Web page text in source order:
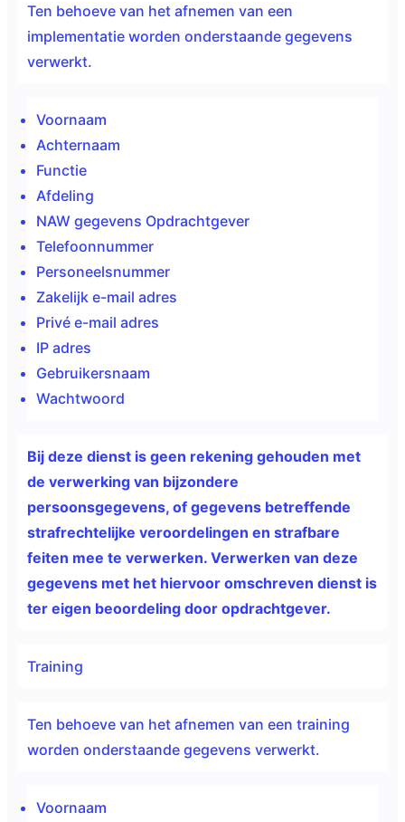
Ten behoeve van het afnemen van een
implementatie worden onderstaande gegevens
verwerkt.
Voornaam
Achternaam
Functie
Afdeling
NAW gegevens Opdrachtgever
Telefoonnummer
Personeelsnummer
Zakelijk e-mail adres
Privé e-mail adres
IP adres
Gebruikersnaam
Wachtwoord
Bij deze dienst is geen rekening gehouden met
de verwerking van bijzondere
persoonsgegevens, of gegevens betreffende
strafrechtelijke veroordelingen en strafbare
feiten mee te verwerken. Verwerken van deze
gegevens met het hiervoor omschreven dienst is
ter eigen beoordeling door opdrachtgever.
Training
Ten behoeve van het afnemen van een training
worden onderstaande gegevens verwerkt.
Voornaam